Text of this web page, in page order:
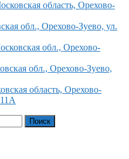
область, Орехово-
обл., Орехово-Зуево, ул.
обл., Орехово-
обл., Орехово-Зуево,
область, Орехово-
Поиск